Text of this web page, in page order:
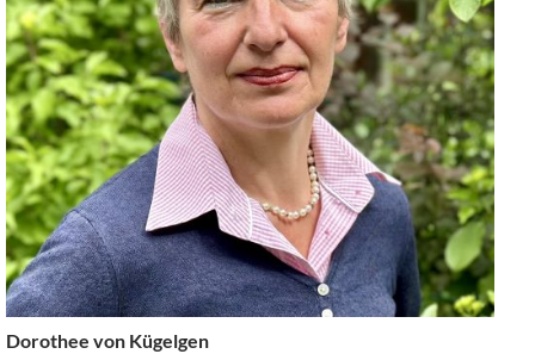
Dorothee von Kügelgen